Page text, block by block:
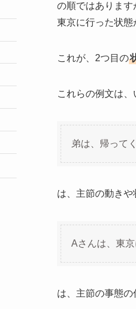
の順ではあります
東京に行った状態
これが、2つ目の
これらの例文は、
弟は、帰って
は、主節の動き
Aさんは、東
は、主節の事態